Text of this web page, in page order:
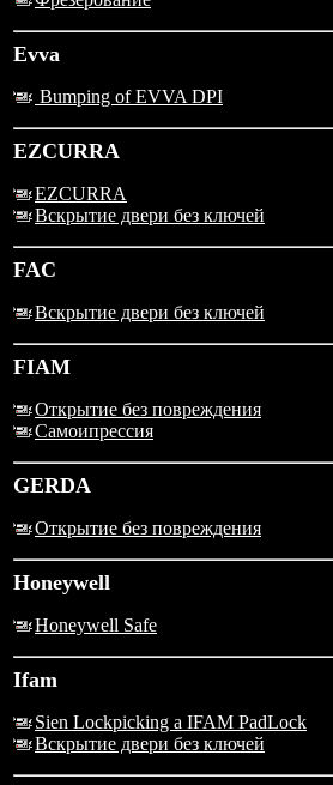
Evva
Bumping of EVVA DPI
EZCURRA
EZCURRA
Вскрытие двери без ключей
FAC
Вскрытие двери без ключей
FIAM
Открытие без повреждения
Самоипрессия
GERDA
Открытие без повреждения
Honeywell
Honeywell Safe
Ifam
Sien Lockpicking a IFAM PadLock
Вскрытие двери без ключей